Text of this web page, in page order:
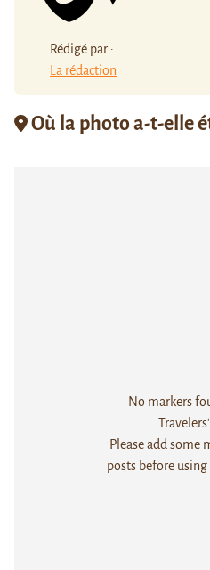
Rédigé par :
La rédaction
Où la photo a-t-elle
No markers
Please add some
posts before using